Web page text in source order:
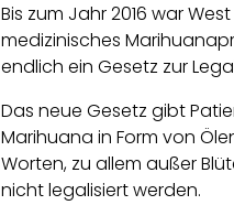
Bis zum Jahr 2016 war
medizinisches
endlich ein Gesetz zur
Das neue Gesetz gibt
Marihuana in Form von
Worten, zu allem außer
nicht legalisiert werden.